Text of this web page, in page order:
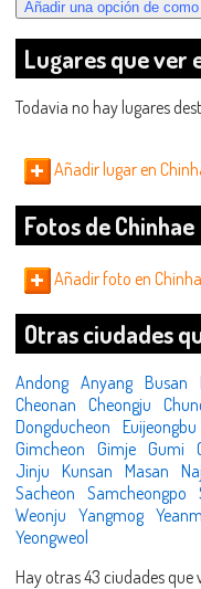
Lugares que ver
Todavia no hay lugares
Añadir lugar en
Fotos de Chinhae
Añadir foto en
Otras ciudades
Andong Anyang Busan
Cheonan Cheongju
Dongducheon Euijeongbu
Gimcheon Gimje Gumi
Jinju Kunsan Masan
Sacheon Samcheongpo
Weonju Yangmog
Yeongweol
Hay otras 43 ciudades que